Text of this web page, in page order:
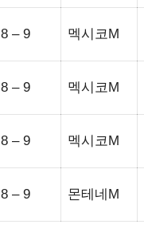
8 – 9 멕시코M
8 – 9 멕시코M
8 – 9 멕시코M
8 – 9 몬테네M